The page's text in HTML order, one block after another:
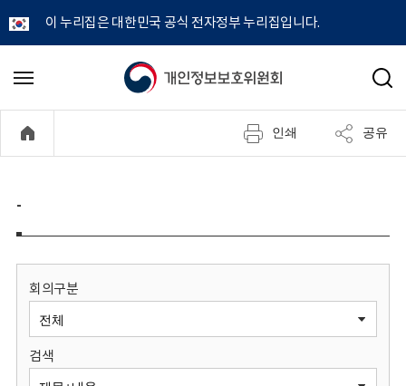
이 누리집은 대한민국 공식 전자정부 누리집입니다.
개
정
보
원
메
기
검
인쇄 공유
-
회의구분
검색